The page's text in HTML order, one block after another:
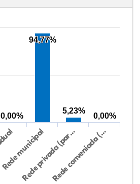
Rede municipal
Rede privada (par…Rede conveniada (…
0,00%
94,77%
5,23%
0,00%